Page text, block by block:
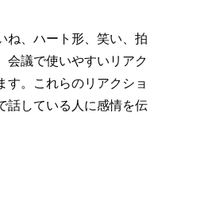
ね、ハート形、笑い、拍
会議で使いやすいリアク
す。これらのリアクショ
話している人に感情を伝